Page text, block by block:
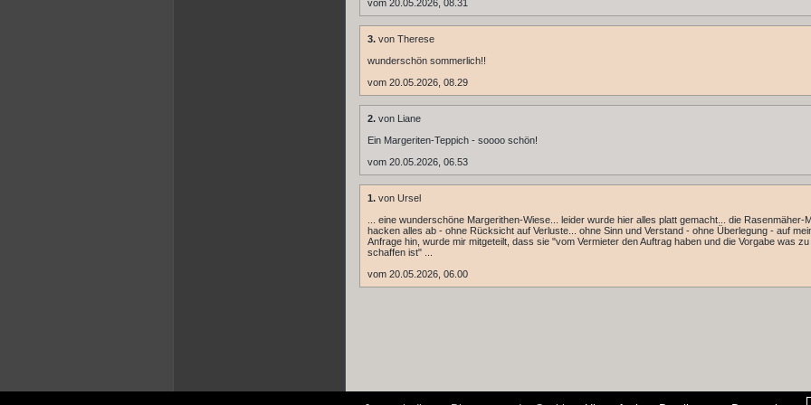
vom 20.05.2026, 08.31
3. von Therese
wunderschön sommerlich!!
vom 20.05.2026, 08.29
2. von Liane
Ein Margeriten-Teppich - soooo schön!
vom 20.05.2026, 06.53
1. von Ursel
... eine wunderschöne Margerithen-Wiese... leider wurde hier alles platt gemacht... die Rasenmäher-
hacken alles ab - ohne Rücksicht auf Verluste... ohne Sinn und Verstand - ohne Überlegung - auf
Anfrage hin, wurde mir mitgeteilt, dass sie "vom Vermieter den Auftrag haben und die Vorgabe was zu
schaffen ist" ...
vom 20.05.2026, 06.00